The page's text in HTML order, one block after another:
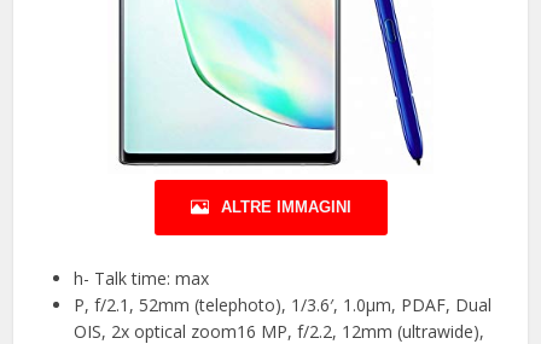
ALTRE IMMAGINI
h- Talk time: max
P, f/2.1, 52mm (telephoto), 1/3.6′, 1.0µm, PDAF, Dual
OIS, 2x optical zoom16 MP, f/2.2, 12mm (ultrawide),